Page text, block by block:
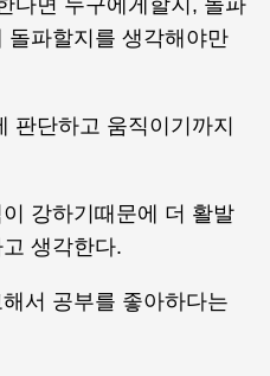
다면 누구에게할지, 돌파
돌파할지를 생각해야만
판단하고 움직이기까지
강하기때문에 더 활발
생각한다.
서 공부를 좋아하다는